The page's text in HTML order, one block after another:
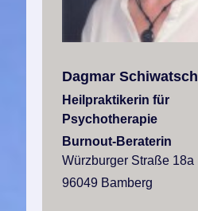
Dagmar Schiwatsch
Heilpraktikerin für
Psychotherapie
Burnout-Beraterin
Würzburger Straße 18a
96049 Bamberg